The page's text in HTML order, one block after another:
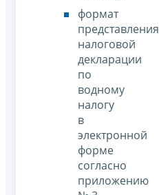
формат
представления
налоговой
декларации
по
водному
налогу
в
электронной
форме
согласно
приложению